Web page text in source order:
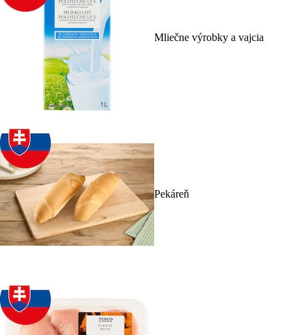
Mliečne výrobky a vajcia
Pekáreň